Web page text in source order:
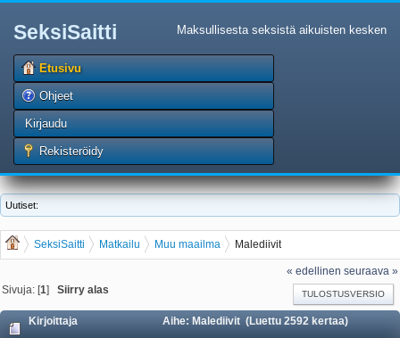
SeksiSaitti Maksullisesta seksistä aikuisten kesken
Etusivu
Ohjeet
Kirjaudu
Rekisteröidy
Uutiset:
SeksiSaitti Matkailu Muu maailma Malediivit
« edellinen seuraava »
TULOSTUSVERSIO
Sivuja: [1]Siirry alas
Kirjoittaja Aihe: Malediivit (Luettu 2592 kertaa)